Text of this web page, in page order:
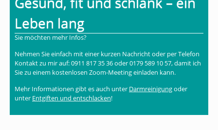
Leben lang
Sie möchten mehr Infos?
Nehmen Sie einfach mit einer kurzen Nachricht oder per Telefon
Kontakt zu mir auf: 0911 817 35 36 oder 0179 589 10 57, damit ich
Sie zu einem kostenlosen Zoom-Meeting einladen kann.
Mehr Informationen gibt es auch unter Darmreinigungoder
unter Entgiften und entschlacken!